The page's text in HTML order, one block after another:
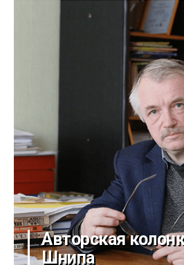
Авторская
Шнипа